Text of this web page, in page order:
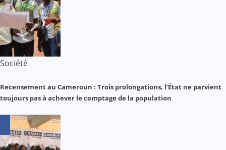
Société
Recensement au Cameroun : Trois prolongations, l’État ne parvient
toujours pas à achever le comptage de la population